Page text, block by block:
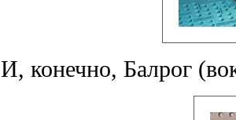
И, конечно, Балрог